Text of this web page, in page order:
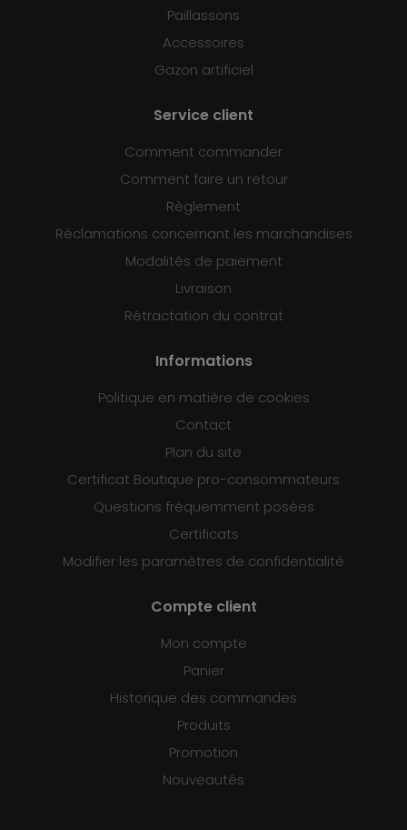
Paillassons
Accessoires
Gazon artificiel
Service client
Comment commander
Comment faire un retour
Règlement
Réclamations concernant les marchandises
Modalités de paiement
Livraison
Rétractation du contrat
Informations
Politique en matière de cookies
Contact
Plan du site
Certificat Boutique pro-consommateurs
Questions fréquemment posées
Certificats
Modifier les paramètres de confidentialité
Compte client
Mon compte
Panier
Historique des commandes
Produits
Promotion
Nouveautés